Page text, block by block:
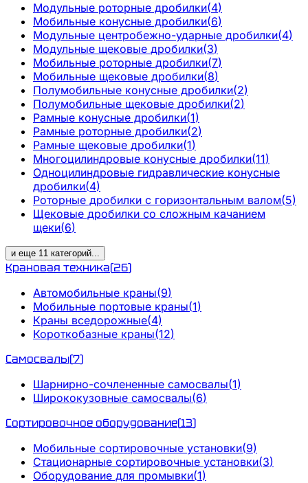
Модульные роторные дробилки(4)
Мобильные конусные дробилки(6)
Модульные центробежно-ударные дробилки(4)
Модульные щековые дробилки(3)
Мобильные роторные дробилки(7)
Мобильные щековые дробилки(8)
Полумобильные конусные дробилки(2)
Полумобильные щековые дробилки(2)
Рамные конусные дробилки(1)
Рамные роторные дробилки(2)
Рамные щековые дробилки(1)
Многоцилиндровые конусные дробилки(11)
Одноцилиндровые гидравлические конусные
дробилки(4)
Роторные дробилки с горизонтальным валом(5)
Щековые дробилки со сложным качанием
щеки(6)
и еще 11 категорий...
Крановая техника(26)
Автомобильные краны(9)
Мобильные портовые краны(1)
Краны вседорожные(4)
Короткобазные краны(12)
Самосвалы(7)
Шарнирно-сочлененные самосвалы(1)
Ширококузовные самосвалы(6)
Сортировочное оборудование(13)
Мобильные сортировочные установки(9)
Стационарные сортировочные установки(3)
Оборудование для промывки(1)